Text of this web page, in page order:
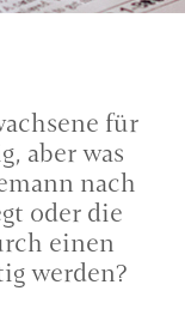
für
aber was
nach
oder die
einen
werden?